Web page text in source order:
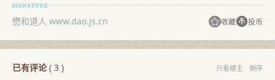
懋和道人 www.dao.js.cn 收藏 投币
已有评论( 3 ) 只看楼主 倒序